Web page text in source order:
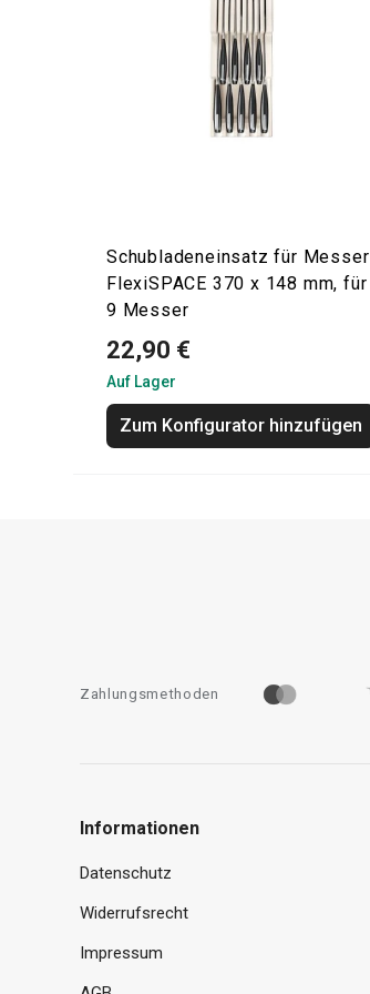
Schubladeneinsatz für Messer
FlexiSPACE 370 x 148 mm, für
9 Messer
22,90 €
Auf Lager
Zum Konfigurator hinzufügen
Zahlungsmethoden
Informationen
Datenschutz
Widerrufsrecht
Impressum